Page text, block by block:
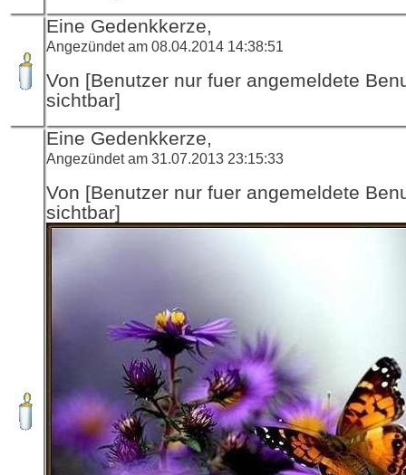
Eine Gedenkkerze,
Angezündet am 08.04.2014 14:38:51
Von [Benutzer nur fuer angemeldete
sichtbar]
Eine Gedenkkerze,
Angezündet am 31.07.2013 23:15:33
Von [Benutzer nur fuer angemeldete
sichtbar]